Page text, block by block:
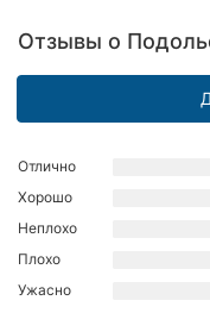
Кропивницкий
Днепр
Львов
Отзывы о
Отлично
Хорошо
Неплохо
Плохо
Ужасно